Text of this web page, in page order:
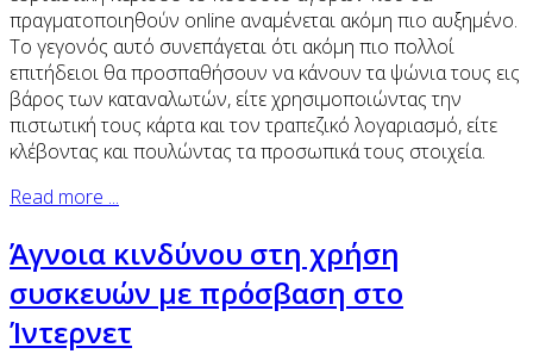
πραγματοποιηθούν online αναμένεται ακόμη πιο αυξημένο.
Το γεγονός αυτό συνεπάγεται ότι ακόμη πιο πολλοί
επιτήδειοι θα προσπαθήσουν να κάνουν τα ψώνια τους εις
βάρος των καταναλωτών, είτε χρησιμοποιώντας την
πιστωτική τους κάρτα και τον τραπεζικό λογαριασμό, είτε
κλέβοντας και πουλώντας τα προσωπικά τους στοιχεία.
Read more ...
Άγνοια κινδύνου στη χρήση
συσκευών με πρόσβαση στο
Ίντερνετ